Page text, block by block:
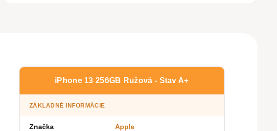
iPhone 13 256GB Ružová - Stav A+
ZÁKLADNÉ INFORMÁCIE
Značka Apple